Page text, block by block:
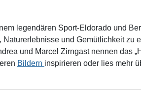
legendären Sport-Eldorado und
Naturerlebnisse und Gemütlichkeit zu
und Marcel Zirngast nennen das
Bildern inspirieren oder lies mehr